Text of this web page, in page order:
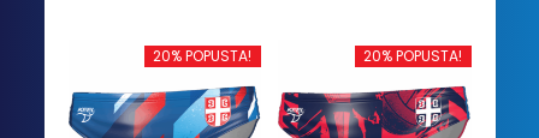
ima
varijanti.
više
varijanti.
Opcije
20% POPUSTA! 20% POPUSTA!